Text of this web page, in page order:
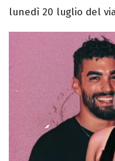
lunedì 20 luglio del